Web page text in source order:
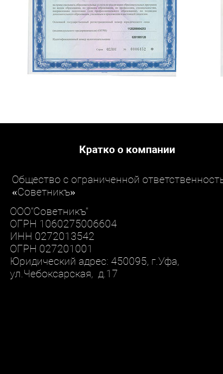
Кратко о компании
Общество с ограниченной
«Советникъ»
ООО"Советникъ"
ОГРН 1060275006604
ИНН 0272013542
ОГРН 027201001
Юридический адрес: 450095, г.Уфа,
ул.Чебоксарская, д.17